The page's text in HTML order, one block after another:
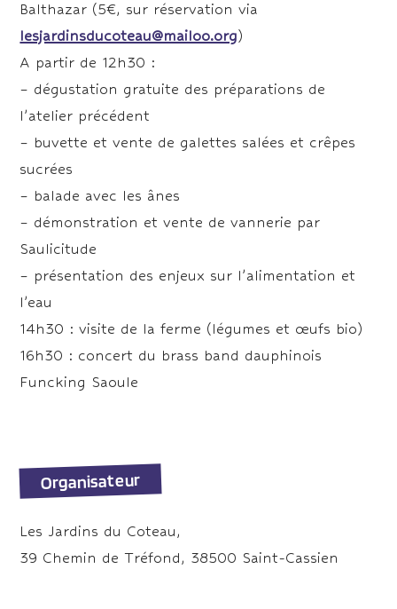
Balthazar (5€, sur réservation via
lesjardinsducoteau@mailoo.org)
A partir de 12h30 :
– dégustation gratuite des préparations de
l’atelier précédent
– buvette et vente de galettes salées et crêpes
sucrées
– balade avec les ânes
– démonstration et vente de vannerie par
Saulicitude
– présentation des enjeux sur l’alimentation et
l’eau
14h30 : visite de la ferme (légumes et œufs bio)
16h30 : concert du brass band dauphinois
Funcking Saoule
Organisateur
Les Jardins du Coteau,
39 Chemin de Tréfond, 38500 Saint-Cassien